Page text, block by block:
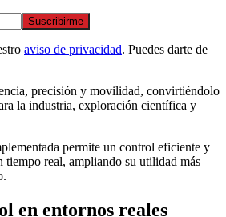
Suscribirme
aviso de privacidad. Puedes darte de
precisión y movilidad, convirtiéndolo
la industria, exploración científica y
permite un control eficiente y
tiempo real, ampliando su utilidad más
en entornos reales